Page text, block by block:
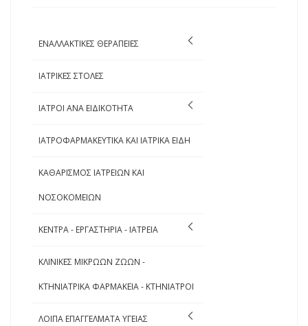
ΕΝΑΛΛΑΚΤΙΚΕΣ ΘΕΡΑΠΕΙΕΣ
ΙΑΤΡΙΚΕΣ ΣΤΟΛΕΣ
ΙΑΤΡΟΙ ΑΝΑ ΕΙΔΙΚΟΤΗΤΑ
ΙΑΤΡΟΦΑΡΜΑΚΕΥΤΙΚΑ ΚΑΙ ΙΑΤΡΙΚΑ ΕΙΔΗ
ΚΑΘΑΡΙΣΜΟΣ ΙΑΤΡΕΙΩΝ ΚΑΙ
ΝΟΣΟΚΟΜΕΙΩΝ
ΚΕΝΤΡΑ - ΕΡΓΑΣΤΗΡΙΑ - ΙΑΤΡΕΙΑ
ΚΛΙΝΙΚΕΣ ΜΙΚΡΩΩΝ ΖΩΩΝ -
ΚΤΗΝΙΑΤΡΙΚΑ ΦΑΡΜΑΚΕΙΑ - ΚΤΗΝΙΑΤΡΟΙ
ΛΟΙΠΑ ΕΠΑΓΓΕΛΜΑΤΑ ΥΓΕΙΑΣ